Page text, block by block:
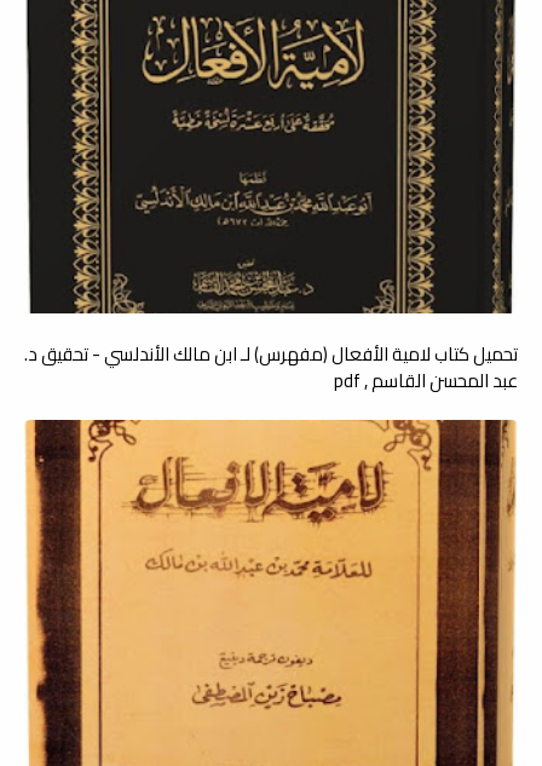
تحميل كتاب لامية الأفعال (مفهرس) لـ ابن مالك الأندلسي - تحقيق د.
عبد المحسن القاسم , pdf